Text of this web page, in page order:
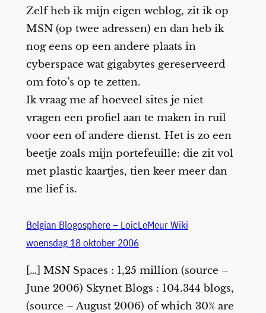
Zelf heb ik mijn eigen weblog, zit ik op
MSN (op twee adressen) en dan heb ik
nog eens op een andere plaats in
cyberspace wat gigabytes gereserveerd
om foto’s op te zetten.
Ik vraag me af hoeveel sites je niet
vragen een profiel aan te maken in ruil
voor een of andere dienst. Het is zo een
beetje zoals mijn portefeuille: die zit vol
met plastic kaartjes, tien keer meer dan
me lief is.
Belgian Blogosphere – LoicLeMeur Wiki
woensdag 18 oktober 2006
[…] MSN Spaces : 1,25 million (source –
June 2006) Skynet Blogs : 104.344 blogs,
(source – August 2006) of which 30% are